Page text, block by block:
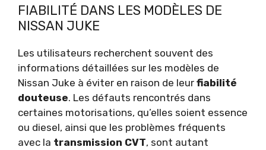
FIABILITÉ DANS LES MODÈLES DE
NISSAN JUKE
Les utilisateurs recherchent souvent des
informations détaillées sur les modèles de
Nissan Juke à éviter en raison de leur fiabilité
douteuse. Les défauts rencontrés dans
certaines motorisations, qu’elles soient essence
ou diesel, ainsi que les problèmes fréquents
avec la transmission CVT, sont autant